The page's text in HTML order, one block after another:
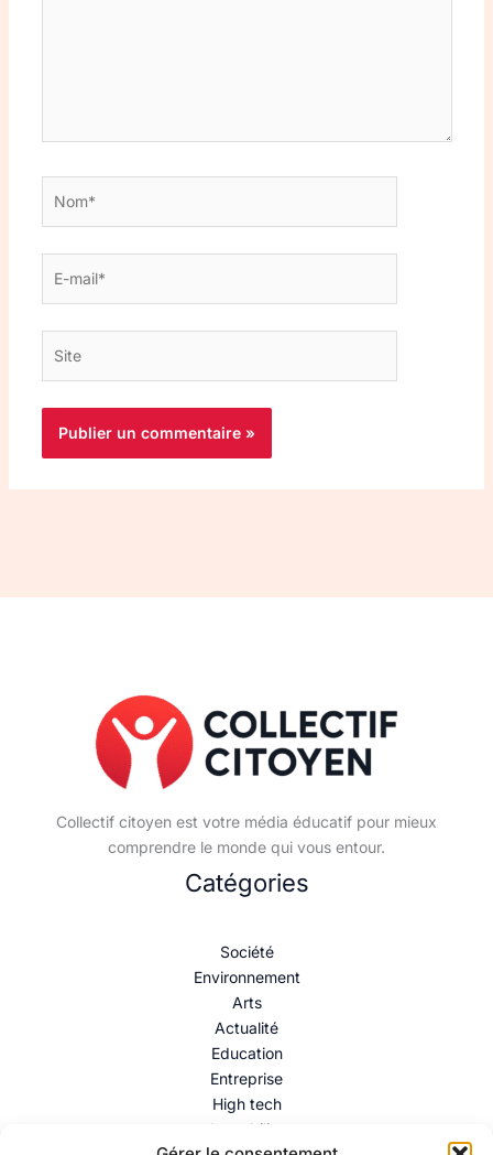
mail*
Collectif citoyen est votre média éducatif pour mieux
comprendre le monde qui vous entour.
Catégories
Société
Environnement
Arts
Actualité
Education
Entreprise
High tech
Immobilier